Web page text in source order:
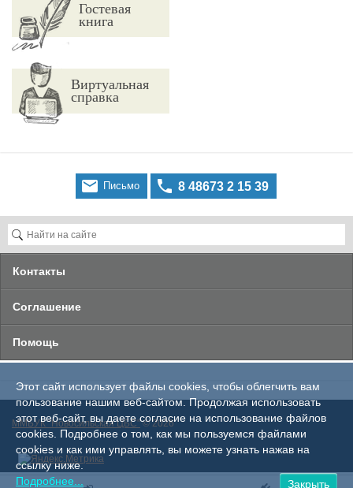
Гостевая
книга
Виртуальная
справка
 Письмо  8 48673 2 15 39
Контакты
Cоглашение
Помощь
Этот сайт использует файлы cookies, чтобы облегчить вам
пользование нашим веб-сайтом. Продолжая использовать
этот веб-сайт, вы даете согласие на использование файлов
cookies. Подробнее о том, как мы пользуемся файлами
cookies и как ими управлять, вы можете узнать нажав на
ссылку ниже.
Подробнее...
ММБУК "Новосильская ЦБС"© 2026